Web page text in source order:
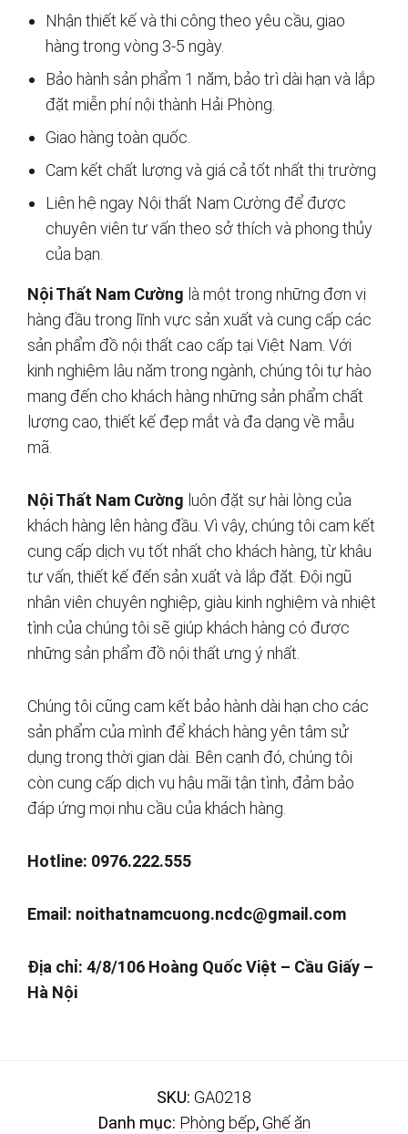
Nhận thiết kế và thi công theo yêu cầu, giao
hàng trong vòng 3-5 ngày.
Bảo hành sản phẩm 1 năm, bảo trì dài hạn và lắp
đặt miễn phí nội thành Hải Phòng.
Giao hàng toàn quốc.
Cam kết chất lượng và giá cả tốt nhất thị trường
Liên hệ ngay Nội thất Nam Cường để được
chuyên viên tư vấn theo sở thích và phong thủy
của bạn.
Nội Thất Nam Cường là một trong những đơn vị
hàng đầu trong lĩnh vực sản xuất và cung cấp các
sản phẩm đồ nội thất cao cấp tại Việt Nam. Với
kinh nghiệm lâu năm trong ngành, chúng tôi tự hào
mang đến cho khách hàng những sản phẩm chất
lượng cao, thiết kế đẹp mắt và đa dạng về mẫu
mã.
Nội Thất Nam Cường luôn đặt sự hài lòng của
khách hàng lên hàng đầu. Vì vậy, chúng tôi cam kết
cung cấp dịch vụ tốt nhất cho khách hàng, từ khâu
tư vấn, thiết kế đến sản xuất và lắp đặt. Đội ngũ
nhân viên chuyên nghiệp, giàu kinh nghiệm và nhiệt
tình của chúng tôi sẽ giúp khách hàng có được
những sản phẩm đồ nội thất ưng ý nhất.
Chúng tôi cũng cam kết bảo hành dài hạn cho các
sản phẩm của mình để khách hàng yên tâm sử
dụng trong thời gian dài. Bên cạnh đó, chúng tôi
còn cung cấp dịch vụ hậu mãi tận tình, đảm bảo
đáp ứng mọi nhu cầu của khách hàng.
Hotline: 0976.222.555
Email: noithatnamcuong.ncdc@gmail.com
Địa chỉ: 4/8/106 Hoàng Quốc Việt – Cầu Giấy –
Hà Nội
SKU: GA0218
Danh mục: Phòng bếp,Ghế ăn